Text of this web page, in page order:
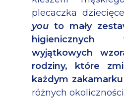
plecaczka
you to mały
wyjątkowych
rodziny, które
każdym zakamarku
różnych